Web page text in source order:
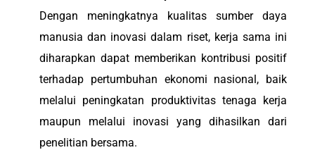
Dengan meningkatnya kualitas sumber daya
manusia dan inovasi dalam riset, kerja sama ini
diharapkan dapat memberikan kontribusi positif
terhadap pertumbuhan ekonomi nasional, baik
melalui peningkatan produktivitas tenaga kerja
maupun melalui inovasi yang dihasilkan dari
penelitian bersama.